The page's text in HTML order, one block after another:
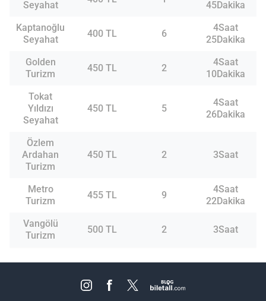
Seyahat
45Dakika
Kaptanoğlu
Seyahat
400 TL 6
4Saat
25Dakika
Golden
Turizm
450 TL 2
4Saat
10Dakika
Tokat
Yıldızı
Seyahat
450 TL 5
4Saat
26Dakika
Özlem
Ardahan
Turizm
450 TL 2 3Saat
Metro
Turizm
455 TL 9
4Saat
22Dakika
Vangölü
Turizm
500 TL 2 3Saat